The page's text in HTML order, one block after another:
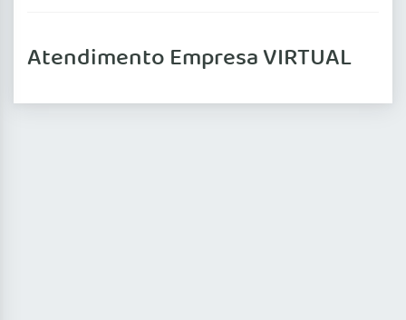
Atendimento Empresa VIRTUAL